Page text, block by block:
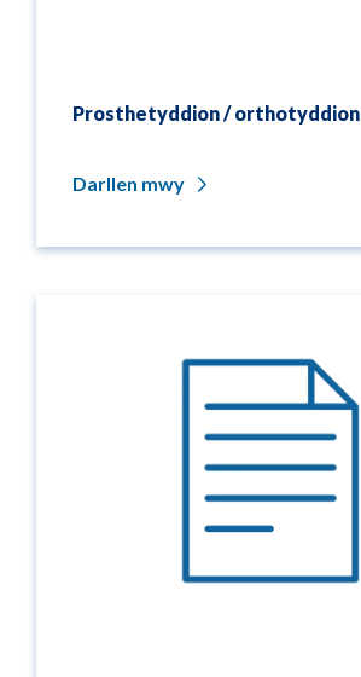
Prosthetyddion / orthotyddion
Darllen mwy